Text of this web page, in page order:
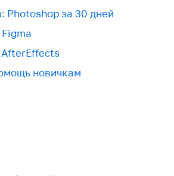
Photoshop за 30 дней
AfterEffects
новичкам